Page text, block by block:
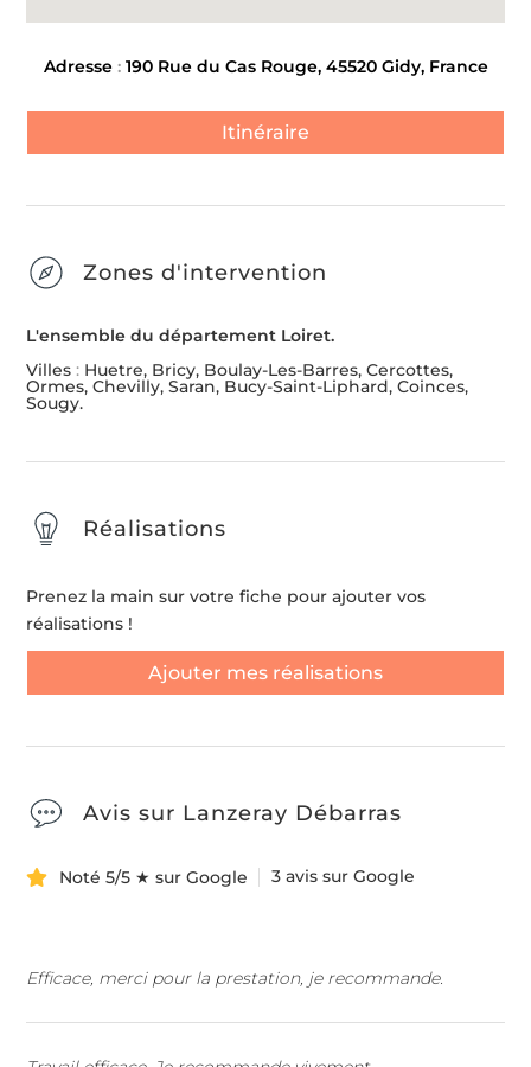
Adresse: 190 Rue du Cas Rouge, 45520 Gidy, France
Itinéraire
Zones d'intervention
L'ensemble du département Loiret.
Villes : Huetre, Bricy, Boulay-Les-Barres, Cercottes,
Ormes, Chevilly, Saran, Bucy-Saint-Liphard, Coinces,
Sougy.
Réalisations
Prenez la main sur votre fiche pour ajouter vos
réalisations !
Ajouter mes réalisations
Avis sur Lanzeray Débarras
Noté 5/5 ★ sur Google 3 avis sur Google
Efficace, merci pour la prestation, je recommande.